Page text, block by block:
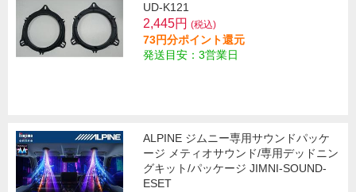
UD-K121
2,445円 (税込)
73円分ポイント還元
発送目安：3営業日
ALPINE ジムニー専用サウンドパッケ
ージ メティオサウンド/専用デッドニン
グキット/パッケージ JIMNI-SOUND-
ESET